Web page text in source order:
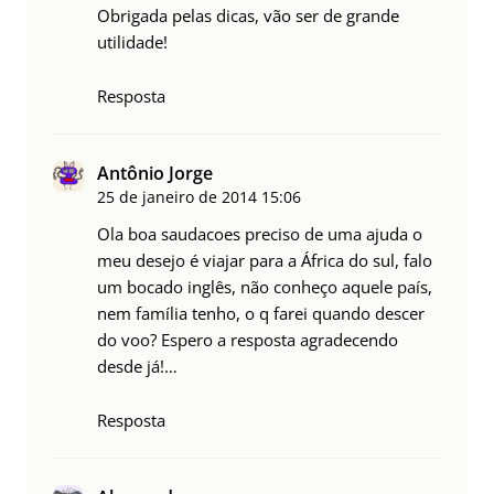
Obrigada pelas dicas, vão ser de grande
utilidade!
Resposta
Antônio Jorge
25 de janeiro de 2014 15:06
Ola boa saudacoes preciso de uma ajuda o
meu desejo é viajar para a África do sul, falo
um bocado inglês, não conheço aquele país,
nem família tenho, o q farei quando descer
do voo? Espero a resposta agradecendo
desde já!…
Resposta